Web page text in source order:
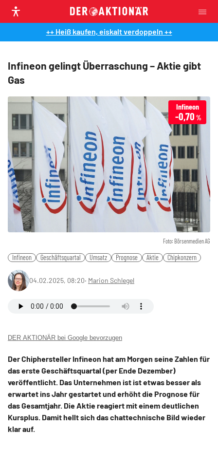
++ Heiß kaufen, eiskalt verdoppeln ++
Infineon gelingt Überraschung – Aktie gibt
Gas
Foto: Börsenmedien AG
Infineon
-0,70 %
Infineon Geschäftsquartal Umsatz Prognose Aktie Chipkonzern
04.02.2025, 08:20‧ Marion Schlegel
DER AKTIONÄR bei Google bevorzugen
Der Chiphersteller Infineon hat am Morgen seine Zahlen für
das erste Geschäftsquartal (per Ende Dezember)
veröffentlicht. Das Unternehmen ist ist etwas besser als
erwartet ins Jahr gestartet und erhöht die Prognose für
das Gesamtjahr. Die Aktie reagiert mit einem deutlichen
Kursplus. Damit hellt sich das chattechnische Bild wieder
klar auf.